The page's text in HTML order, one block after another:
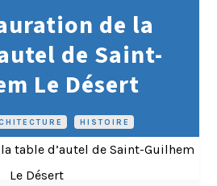
HISTOIRE
de la
de Saint-
Le Désert